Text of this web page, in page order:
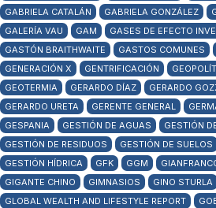
GABRIELA CATALÁN
GABRIELA GONZÁLEZ
GALERÍA VAU
GAM
GASES DE EFECTO
GASTÓN BRAITHWAITE
GASTOS COMUNES
GENERACIÓN X
GENTRIFICACIÓN
GEOTERMIA
GERARDO DÍAZ GERARDO
GERARDO URETA
GERENTE GENERAL
GESPANIA
GESTIÓN DE AGUAS
GESTIÓN
GESTIÓN DE RESIDUOS
GESTIÓN DE SUELOS
GESTIÓN HÍDRICA
GFK GGM
GIGANTE CHINO
GIMNASIOS GINO STURLA
GLOBAL WEALTH AND LIFESTYLE REPORT